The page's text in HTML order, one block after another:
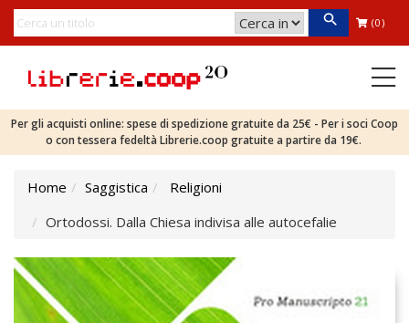
(0)
Per gli acquisti online: spese di spedizione gratuite da 25€ - Per i soci Coop
o con tessera fedeltà Librerie.coop gratuite a partire da 19€.
Home Saggistica
Religioni
Ortodossi. Dalla Chiesa indivisa alle autocefalie